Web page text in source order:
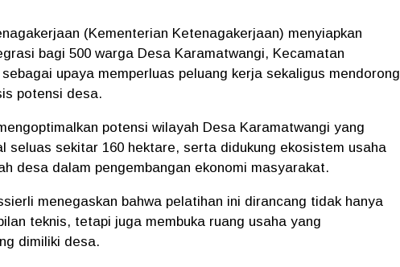
(Kementerian Ketenagakerjaan) menyiapkan
bagi 500 warga Desa Karamatwangi, Kecamatan
upaya memperluas peluang kerja sekaligus mendorong
potensi desa.
potensi wilayah Desa Karamatwangi yang
seluas sekitar 160 hektare, serta didukung ekosistem usaha
desa dalam pengembangan ekonomi masyarakat.
menegaskan bahwa pelatihan ini dirancang tidak hanya
teknis, tetapi juga membuka ruang usaha yang
dimiliki desa.